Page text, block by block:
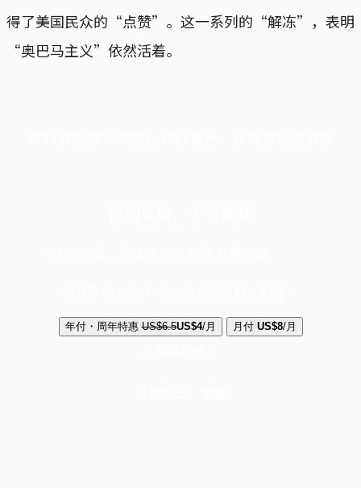
得了美国民众的“点赞”。这一系列的“解冻”，表明
“奥巴马主义”依然活着。
年付・周年特惠 US$6.5US$4/月 月付 US$8/月